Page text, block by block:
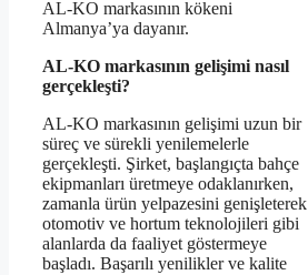
AL-KO markasının kökeni
Almanya’ya dayanır.
AL-KO markasının gelişimi nasıl
gerçekleşti?
AL-KO markasının gelişimi uzun bir
süreç ve sürekli yenilemelerle
gerçekleşti. Şirket, başlangıçta bahçe
ekipmanları üretmeye odaklanırken,
zamanla ürün yelpazesini genişleterek
otomotiv ve hortum teknolojileri gibi
alanlarda da faaliyet göstermeye
başladı. Başarılı yenilikler ve kalite